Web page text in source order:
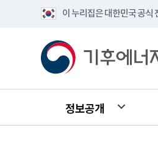
이 누리집은 대한민국 공식
정보공개